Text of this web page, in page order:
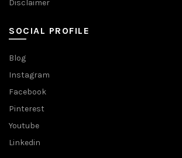
Disclaimer
SOCIAL PROFILE
Blog
Instagram
Facebook
Pinterest
Youtube
Linkedin